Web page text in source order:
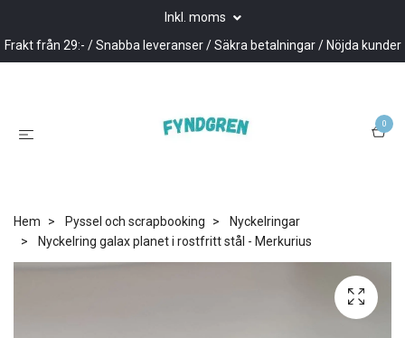
Inkl. moms
Frakt från 29:- / Snabba leveranser / Säkra betalningar / Nöjda kunder
0
Hem Pyssel och scrapbooking
Nyckelringar
Nyckelring galax planet i rostfritt stål - Merkurius